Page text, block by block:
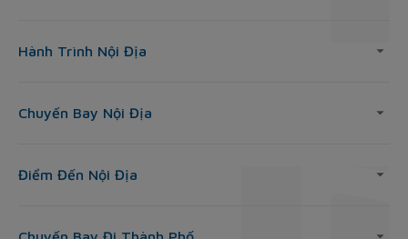
Hành Trình Nội Địa
Chuyến Bay Nội Địa
Điểm Đến Nội Địa